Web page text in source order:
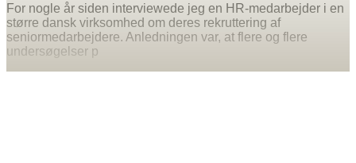
For nogle år siden interviewede jeg en HR-medarbejder i en
større dansk virksomhed om deres rekruttering af
seniormedarbejdere. Anledningen var, at flere og flere
undersøgelser p